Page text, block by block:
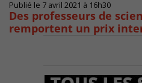
Publié le 7 avril 2021 à 16h30
Des professeurs de
remportent un prix